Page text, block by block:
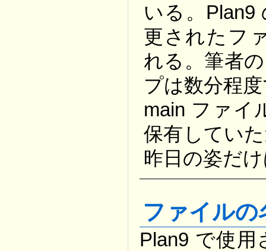
いる。Plan9
更されたフ
れる。筆者
プは数分程
main ファイ
保有してい
昨日の姿だ
ファイルの
Plan9 で使